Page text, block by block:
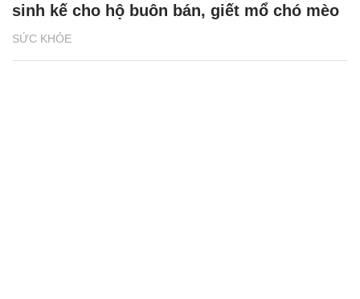
SỨC KHỎE
sinh kế cho hộ buôn bán, giết mổ chó mèo